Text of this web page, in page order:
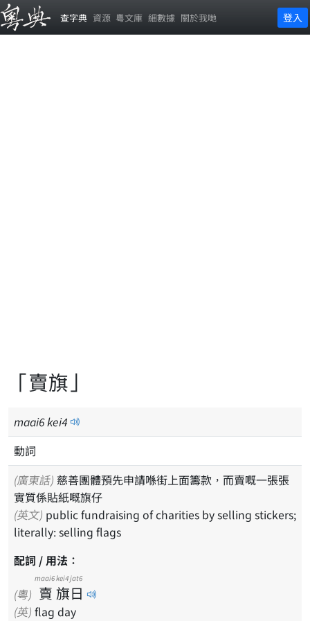
查字典 資源 粵文庫 細數據 關於我哋 登入
「賣旗」
maai6kei4
動詞
(廣東話)
實質係貼紙嘅旗仔
(英文)
literally: selling flags
配詞 / 用法：
(粵) 賣
maai6
旗
kei4
日
jat6
(英) flag day